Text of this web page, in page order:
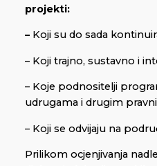
projekti:
– Koji su do sada
– Koji trajno, sustavno i
– Koje podnositelji
udrugama i drugim
– Koji se odvijaju na
Prilikom ocjenjivanja